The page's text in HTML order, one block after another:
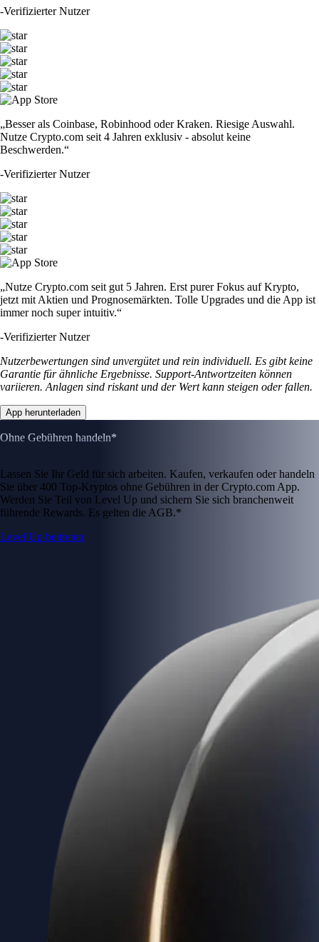
-Verifizierter Nutzer
„Besser als Coinbase, Robinhood oder Kraken. Riesige Auswahl.
Nutze Crypto.com seit 4 Jahren exklusiv - absolut keine
Beschwerden.“
-Verifizierter Nutzer
„Nutze Crypto.com seit gut 5 Jahren. Erst purer Fokus auf Krypto,
jetzt mit Aktien und Prognosemärkten. Tolle Upgrades und die App ist
immer noch super intuitiv.“
-Verifizierter Nutzer
Nutzerbewertungen sind unvergütet und rein individuell. Es gibt keine
Garantie für ähnliche Ergebnisse. Support-Antwortzeiten können
variieren. Anlagen sind riskant und der Wert kann steigen oder fallen.
App herunterladen
Ohne Gebühren handeln*
Lassen Sie Ihr Geld für sich arbeiten. Kaufen, verkaufen oder handeln
Sie über 400 Top-Kryptos ohne Gebühren in der Crypto.com App.
Werden Sie Teil von Level Up und sichern Sie sich branchenweit
führende Rewards. Es gelten die AGB.*
Level Up beitreten